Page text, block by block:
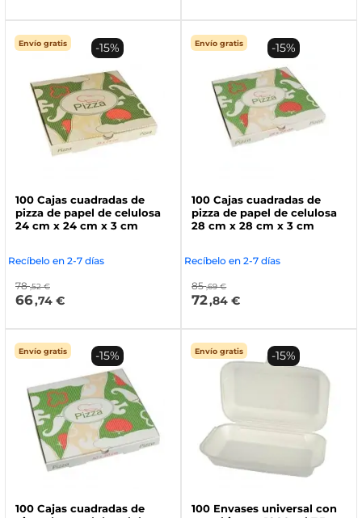
Envío gratis
100 Cajas cuadradas de
pizza de papel de celulosa
24 cm x 24 cm x 3 cm
Recíbelo en 2-7 días
78 ,52 €
66,74 €
-15% Envío gratis
100 Cajas cuadradas de
pizza de papel de celulosa
28 cm x 28 cm x 3 cm
Recíbelo en 2-7 días
85 ,69 €
72,84 €
-15%
Envío gratis
100 Cajas cuadradas de
-15% Envío gratis
100 Envases universal con
-15%